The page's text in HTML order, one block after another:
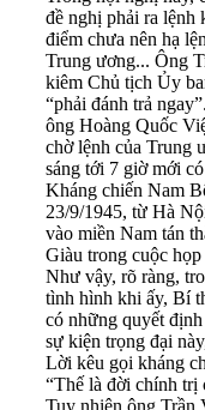
đề nghị phải ra lệnh
điểm chưa nên hạ
Trung ương... Ông
kiêm Chủ tịch Ủy
“phải đánh trả
ông Hoàng Quốc
chờ lệnh của Trung
sáng tới 7 giờ mới
Kháng chiến Nam
23/9/1945, từ Hà
vào miền Nam tán
Giàu trong cuộc
Như vậy, rõ ràng,
tình hình khi ấy, Bí
có những quyết
sự kiện trọng đại
Lời kêu gọi kháng
“Thế là đời chính trị
Tuy nhiên ông Trần